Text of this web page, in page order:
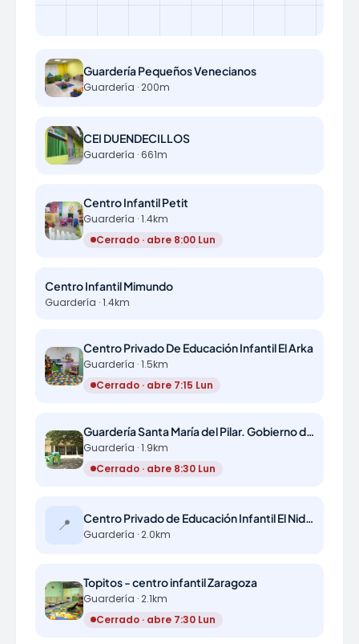
Guardería Pequeños Venecianos
Guardería · 200m
CEI DUENDECILLOS
Guardería · 661m
Centro Infantil Petit
Guardería · 1.4km
Cerrado · abre 8:00 Lun
Centro Infantil Mimundo
Guardería · 1.4km
Centro Privado De Educación Infantil El Arka
Guardería · 1.5km
Cerrado · abre 7:15 Lun
Guardería Santa María del Pilar. Gobierno de Aragón
Guardería · 1.9km
Cerrado · abre 8:30 Lun
📍 Guardería · 2.0km
Topitos - centro infantil Zaragoza
Guardería · 2.1km
Cerrado · abre 7:30 Lun